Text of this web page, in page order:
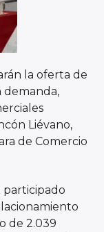
la oferta de
demanda,
Liévano,
de Comercio
participado
de 2.039